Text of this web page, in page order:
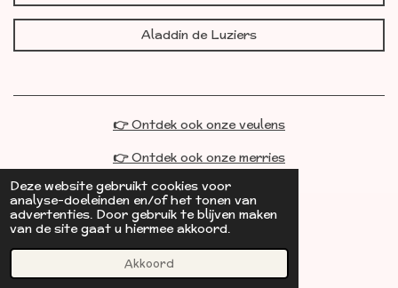
Deze website gebruikt cookies voor
analyse-doeleinden en/of het tonen van
advertenties. Door gebruik te blijven maken
van de site gaat u hiermee akkoord.
Akkoord
Aladdin de Luziers
👉Ontdek ook onze veulens
👉Ontdek ook onze merries
© 2023 - 2026 Les Alpagas de Luziers